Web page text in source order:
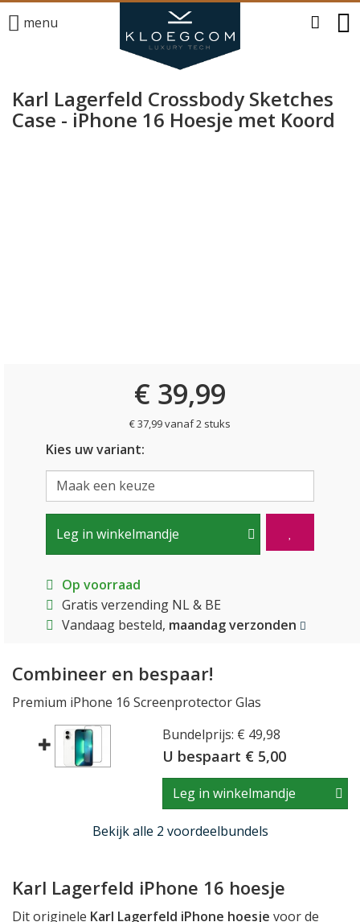
menu
Karl Lagerfeld Crossbody Sketches
Case - iPhone 16 Hoesje met Koord
€ 39,99
€ 37,99 vanaf 2 stuks
Kies uw variant:
Leg in winkelmandje
Op voorraad
Gratis verzending NL & BE
Vandaag besteld, maandag verzonden
Combineer en bespaar!
Premium iPhone 16 Screenprotector Glas
Bundelprijs: € 49,98
U bespaart € 5,00
Leg in winkelmandje
Bekijk alle 2 voordeelbundels
Karl Lagerfeld iPhone 16 hoesje
Dit originele Karl Lagerfeld iPhone hoesje voor de